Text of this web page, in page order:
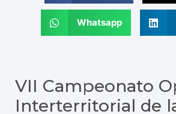
Whatsapp
VII Campeonato
Interterritorial de